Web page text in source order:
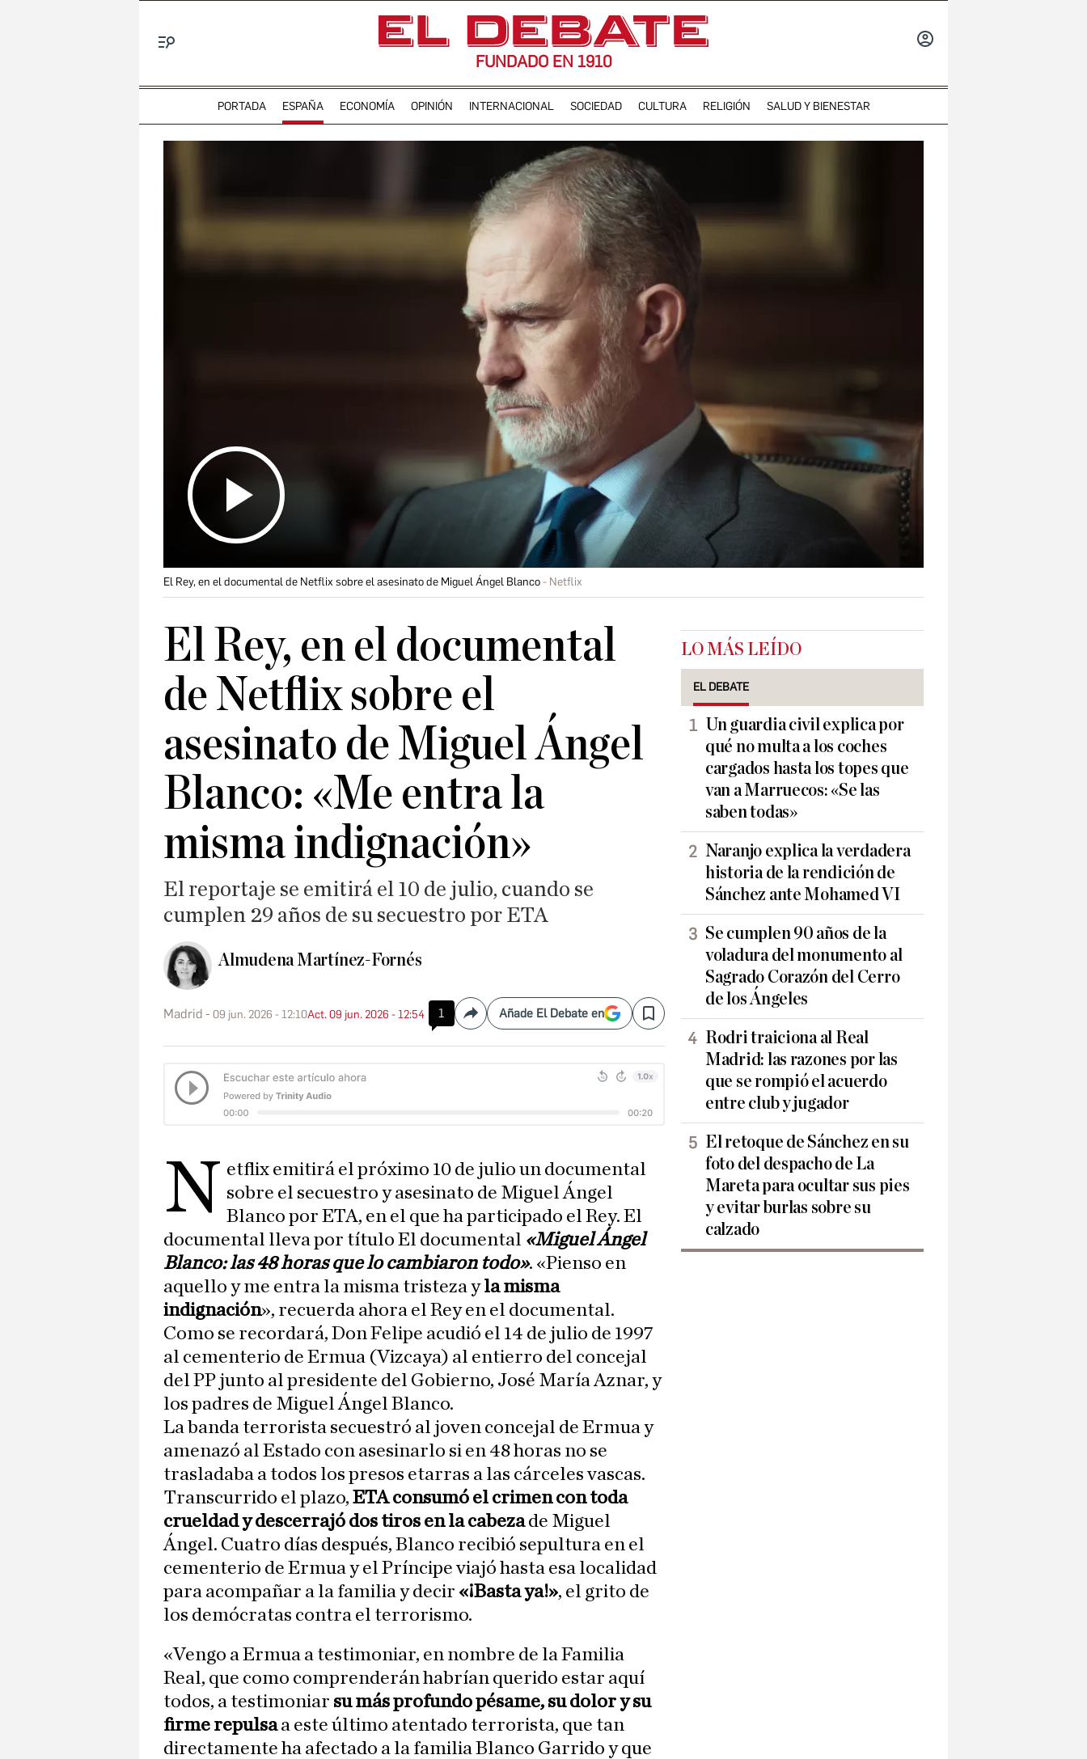
FUNDADO EN 1910
PORTADA ESPAÑA ECONOMÍA OPINIÓN INTERNACIONAL SOCIEDAD CULTURA RELIGIÓN SALUD Y BIENESTAR
El Rey, en el documental de Netflix sobre el asesinato de Miguel Ángel Blanco Netflix
El Rey, en el documental
de Netflix sobre el
asesinato de Miguel Ángel
Blanco: «Me entra la
misma indignación»
El reportaje se emitirá el 10 de julio, cuando se
cumplen 29 años de su secuestro por ETA
Almudena Martínez-Fornés
Madrid 09 jun. 2026 - 12:10Act. 09 jun. 2026 - 12:54 1 CompartirAñade El Debate en Save
N etflix emitirá el próximo 10 de julio un documental
sobre el secuestro y asesinato de Miguel Ángel
Blanco por ETA, en el que ha participado el Rey. El
documental lleva por título El documental «Miguel Ángel
Blanco: las 48 horas que lo cambiaron todo». «Pienso en
aquello y me entra la misma tristeza yla misma
indignación», recuerda ahora el Rey en el documental.
Como se recordará, Don Felipe acudió el 14 de julio de 1997
al cementerio de Ermua (Vizcaya) al entierro del concejal
del PP junto al presidente del Gobierno, José María Aznar, y
los padres de Miguel Ángel Blanco.
La banda terrorista secuestró al joven concejal de Ermua y
amenazó al Estado con asesinarlo si en 48 horas no se
trasladaba a todos los presos etarras a las cárceles vascas.
Transcurrido el plazo, ETA consumó el crimen con toda
crueldad y descerrajó dos tiros en la cabezade Miguel
Ángel. Cuatro días después, Blanco recibió sepultura en el
cementerio de Ermua y el Príncipe viajó hasta esa localidad
para acompañar a la familia y decir «¡Basta ya!», el grito de
los demócratas contra el terrorismo.
«Vengo a Ermua a testimoniar, en nombre de la Familia
Real, que como comprenderán habrían querido estar aquí
todos, a testimoniar su más profundo pésame, su dolor y su
firme repulsaa este último atentado terrorista, que tan
directamente ha afectado a la familia Blanco Garrido y que
LO MÁS LEÍDO
EL DEBATE
Un guardia civil explica por
qué no multa a los coches
cargados hasta los topes que
van a Marruecos: «Se las
saben todas»
Naranjo explica la verdadera
historia de la rendición de
Sánchez ante Mohamed VI
Se cumplen 90 años de la
voladura del monumento al
Sagrado Corazón del Cerro
de los Ángeles
Rodri traiciona al Real
Madrid: las razones por las
que se rompió el acuerdo
entre club y jugador
El retoque de Sánchez en su
foto del despacho de La
Mareta para ocultar sus pies
y evitar burlas sobre su
calzado